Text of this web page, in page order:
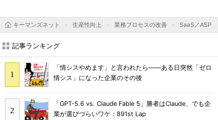
キーマンズネット 生産性向上 業務プロセスの改善 SaaS／ASP
記事ランキング
「情シスやめます」と言われたら――ある日突然「ゼロ
情シス」になった企業のその後
「GPT-5.6 vs. Claude Fable 5」勝者はClaude、でも企
業が選びづらいワケ：891st Lap